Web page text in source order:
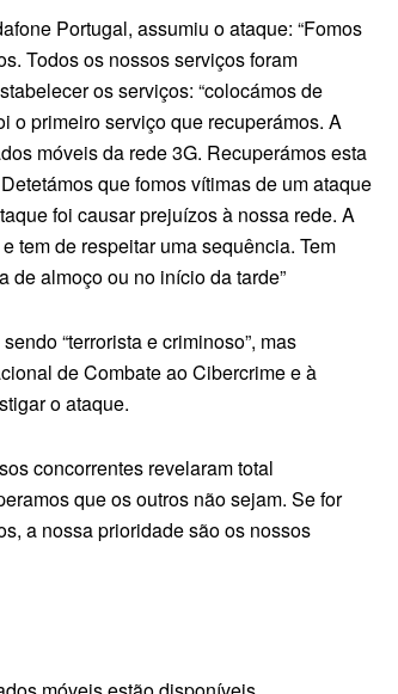
Portugal, assumiu o ataque: “Fomos
Todos os nossos serviços foram
os serviços: “colocámos de
o primeiro serviço que recuperámos. A
móveis da rede 3G. Recuperámos esta
que fomos vítimas de um ataque
foi causar prejuízos à nossa rede. A
tem de respeitar uma sequência. Tem
de almoço ou no início da tarde”
“terrorista e criminoso”, mas
de Combate ao Cibercrime e à
o ataque.
concorrentes revelaram total
que os outros não sejam. Se for
a nossa prioridade são os nossos